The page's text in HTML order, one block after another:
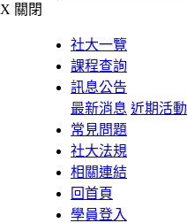
X 關閉
社大一覽
課程查詢
訊息公告
最新消息 近期活動
常見問題
社大法規
相關連結
回首頁
學員登入